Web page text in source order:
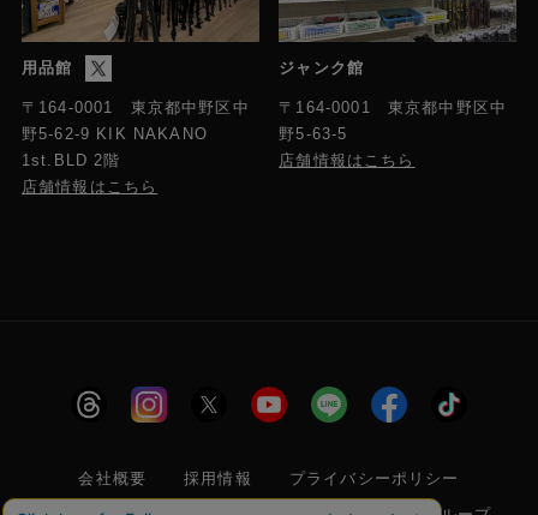
用品館
〒164-0001 東京都中野区中
野5-62-9 KIK NAKANO
1st.BLD 2階
店舗情報はこちら
ジャンク館
〒164-0001 東京都中野区中
野5-63-5
店舗情報はこちら
会社概要 採用情報
プライバシーポリシー